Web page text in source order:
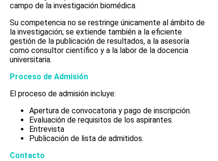
campo de la investigación biomédica.
Su competencia no se restringe únicamente al ámbito de
la investigación; se extiende también a la eficiente
gestión de la publicación de resultados, a la asesoría
como consultor científico y a la labor de la docencia
universitaria.
Proceso de Admisión
El proceso de admisión incluye:
Apertura de convocatoria y pago de inscripción.
Evaluación de requisitos de los aspirantes.
Entrevista
Publicación de lista de admitidos.
Contacto